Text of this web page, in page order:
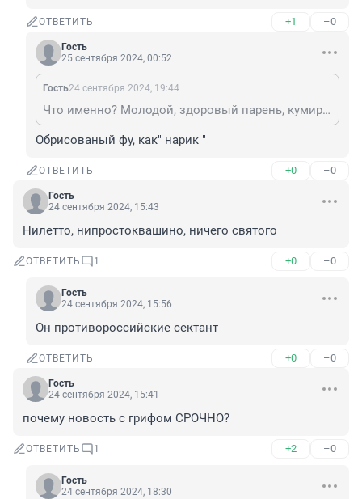
ОТВЕТИТЬ +1 –0
Гость
25 сентября 2024, 00:52
Гость24 сентября 2024, 19:44
Что именно? Молодой, здоровый парень, кумир молодежи, пропагандирующий занятия спортом? Вам позор за необоснованную критику
Обрисованый фу, как" нарик "
ОТВЕТИТЬ +0 –0
Гость
24 сентября 2024, 15:43
Нилетто, нипростоквашино, ничего святого
ОТВЕТИТЬ 1 +0 –0
Гость
24 сентября 2024, 15:56
Он противороссийские сектант
ОТВЕТИТЬ +0 –0
Гость
24 сентября 2024, 15:41
почему новость с грифом СРОЧНО?
ОТВЕТИТЬ 1 +2 –0
Гость
24 сентября 2024, 18:30